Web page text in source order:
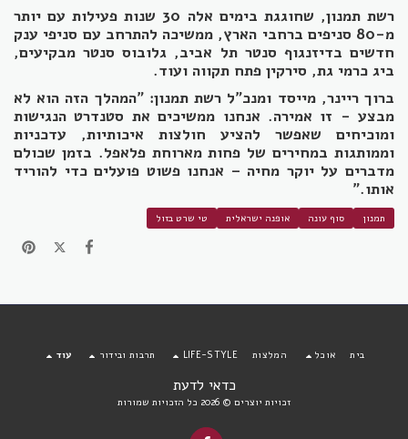
רשת תמנון, שחוגגת בימים אלה 30 שנות פעילות עם יותר
מ-80 סניפים ברחבי הארץ, ממשיכה להתרחב עם סניפי ענק
חדשים בדיזנגוף סנטר תל אביב, גלובוס סנטר מבקיעים,
ביג כרמי גת, סירקין פתח תקווה ועוד.
ברוך ריינר, מייסד ומנכ"ל רשת תמנון: "המהלך הזה הוא לא
מבצע - זו אמירה. אנחנו ממשיכים את סטנדרט הנגישות
ומוכיחים שאפשר להציע חולצות איכותיות, עדכניות
וממותגות במחירים של פחות מארוחת פלאפל. בזמן שכולם
מדברים על יוקר מחיה – אנחנו פשוט פועלים כדי להוריד
אותו."
תמנון סוף עונה אופנה ישראלית טי שרט בזול
כדאי לדעת
זכויות יוצרים © 2026 כל הזכויות שמורות
בית אוכל המלצות LIFE-STYLE תרבות ובידור עוד